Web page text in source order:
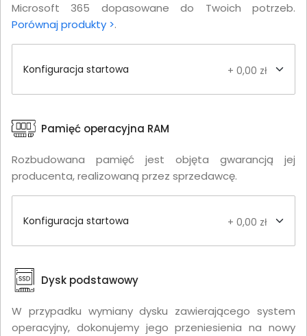
Microsoft 365 dopasowane do Twoich potrzeb.
Porównaj produkty >.
Konfiguracja startowa + 0,00 zł
Pamięć operacyjna RAM
Rozbudowana pamięć jest objęta gwarancją jej
producenta, realizowaną przez sprzedawcę.
Konfiguracja startowa + 0,00 zł
Dysk podstawowy
W przypadku wymiany dysku zawierającego system
operacyjny, dokonujemy jego przeniesienia na nowy